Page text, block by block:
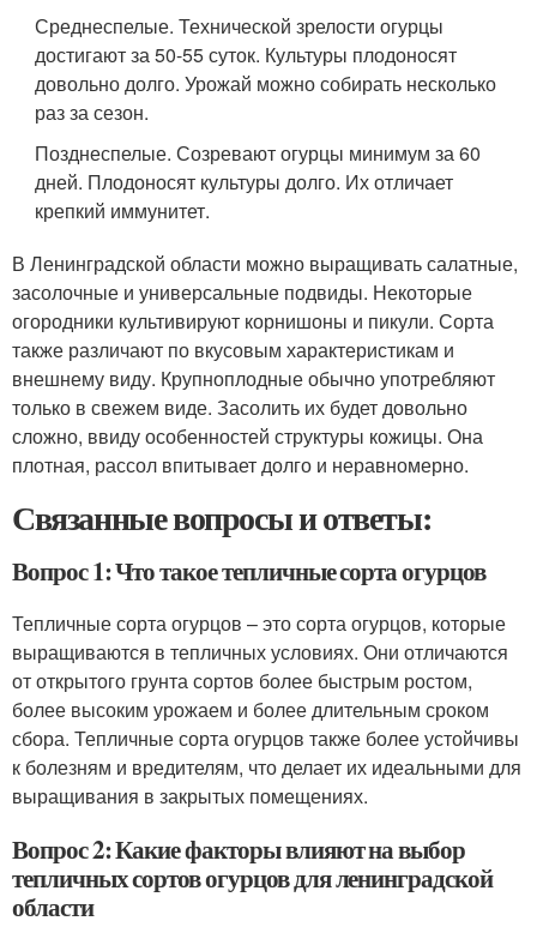
Среднеспелые. Технической зрелости огурцы
достигают за 50-55 суток. Культуры плодоносят
довольно долго. Урожай можно собирать несколько
раз за сезон.
Позднеспелые. Созревают огурцы минимум за 60
дней. Плодоносят культуры долго. Их отличает
крепкий иммунитет.
В Ленинградской области можно выращивать салатные,
засолочные и универсальные подвиды. Некоторые
огородники культивируют корнишоны и пикули. Сорта
также различают по вкусовым характеристикам и
внешнему виду. Крупноплодные обычно употребляют
только в свежем виде. Засолить их будет довольно
сложно, ввиду особенностей структуры кожицы. Она
плотная, рассол впитывает долго и неравномерно.
Связанные вопросы и ответы:
Вопрос 1: Что такое тепличные сорта огурцов
Тепличные сорта огурцов – это сорта огурцов, которые
выращиваются в тепличных условиях. Они отличаются
от открытого грунта сортов более быстрым ростом,
более высоким урожаем и более длительным сроком
сбора. Тепличные сорта огурцов также более устойчивы
к болезням и вредителям, что делает их идеальными для
выращивания в закрытых помещениях.
Вопрос 2: Какие факторы влияют на выбор
тепличных сортов огурцов для ленинградской
области